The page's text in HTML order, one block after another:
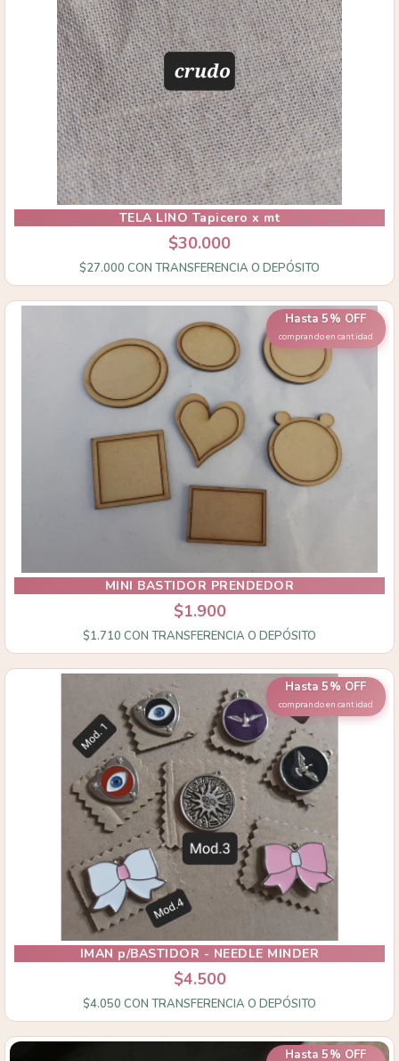
TELA LINO Tapicero x mt
$30.000
$27.000 CON TRANSFERENCIA O DEPÓSITO
Hasta 5% OFF
comprando en cantidad
MINI BASTIDOR PRENDEDOR
$1.900
$1.710 CON TRANSFERENCIA O DEPÓSITO
Hasta 5% OFF
comprando en cantidad
IMAN p/BASTIDOR - NEEDLE MINDER
$4.500
$4.050 CON TRANSFERENCIA O DEPÓSITO
Hasta 5% OFF